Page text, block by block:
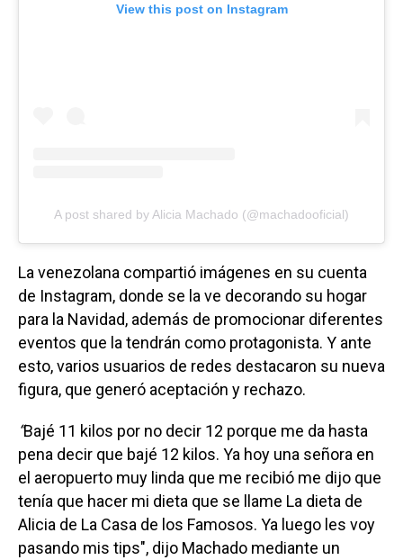
View this post on Instagram
A post shared by Alicia Machado (@machadooficial)
La venezolana compartió imágenes en su cuenta
de Instagram, donde se la ve decorando su hogar
para la Navidad, además de promocionar diferentes
eventos que la tendrán como protagonista. Y ante
esto, varios usuarios de redes destacaron su nueva
figura, que generó aceptación y rechazo.
“Bajé 11 kilos por no decir 12 porque me da hasta
pena decir que bajé 12 kilos. Ya hoy una señora en
el aeropuerto muy linda que me recibió me dijo que
tenía que hacer mi dieta que se llame La dieta de
Alicia de La Casa de los Famosos. Ya luego les voy
pasando mis tips", dijo Machado mediante un